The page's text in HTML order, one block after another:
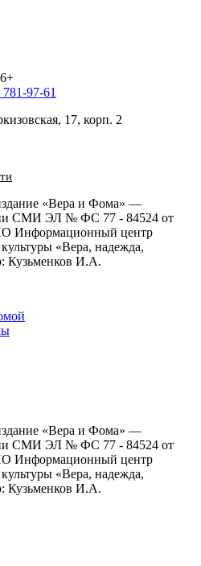
97-61
17, корп. 2
«Вера и Фома» —
СМИ ЭЛ № ФС 77 - 84524 от
Информационный центр
«Вера, надежда,
Кузьменков И.А.
«Вера и Фома» —
СМИ ЭЛ № ФС 77 - 84524 от
Информационный центр
«Вера, надежда,
Кузьменков И.А.